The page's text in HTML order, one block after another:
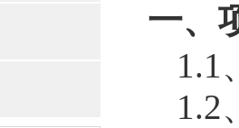
一、
1.2